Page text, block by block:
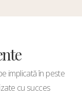
implicată în peste
cu succes